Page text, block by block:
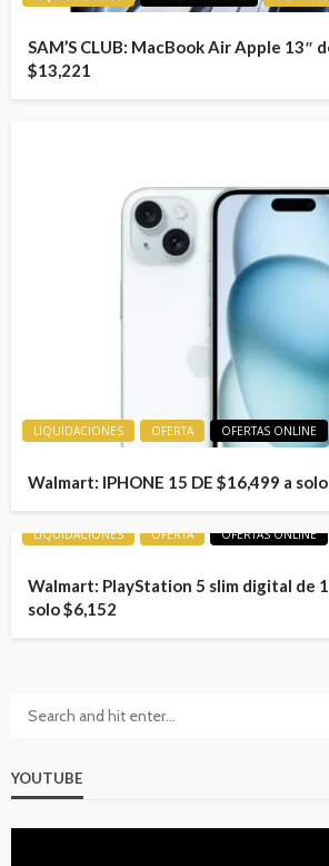
SAM’S CLUB: MacBook Air Apple 13″
$13,221
LIQUIDACIONES OFERTA OFERTAS ONLINE
Walmart: IPHONE 15 DE $16,499 a
LIQUIDACIONES OFERTA OFERTAS ONLINE
Walmart: PlayStation 5 slim digital de
solo $6,152
YOUTUBE